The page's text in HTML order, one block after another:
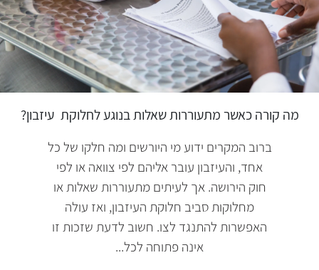
מה קורה כאשר מתעוררות שאלות בנוגע לחלוקת עיזבון?
ברוב המקרים ידוע מי היורשים ומה חלקו של כל
אחד, והעיזבון עובר אליהם לפי צוואה או לפי
חוק הירושה. אך לעיתים מתעוררות שאלות או
מחלוקות סביב חלוקת העיזבון, ואז עולה
האפשרות להתנגד לצו. חשוב לדעת שזכות זו
אינה פתוחה לכל...